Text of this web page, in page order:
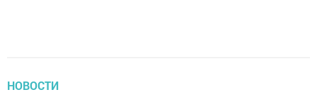
НОВОСТИ